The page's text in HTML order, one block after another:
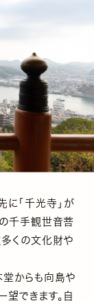
に「千光寺」が
千手観世音菩
くの文化財や
堂からも向島や
できます。自